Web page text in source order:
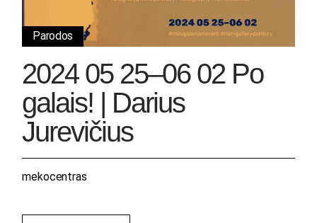
Parodos
2024 05 25–06 02 Po
galais! | Darius
Jurevičius
mekocentras